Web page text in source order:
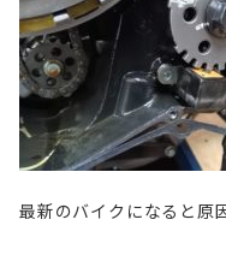
最新のバイクになると原